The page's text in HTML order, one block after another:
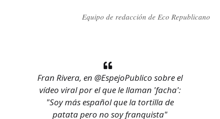
Equipo de redacción de Eco Republicano
Fran Rivera, en @EspejoPublico sobre el
vídeo viral por el que le llaman 'facha':
"Soy más español que la tortilla de
patata pero no soy franquista"